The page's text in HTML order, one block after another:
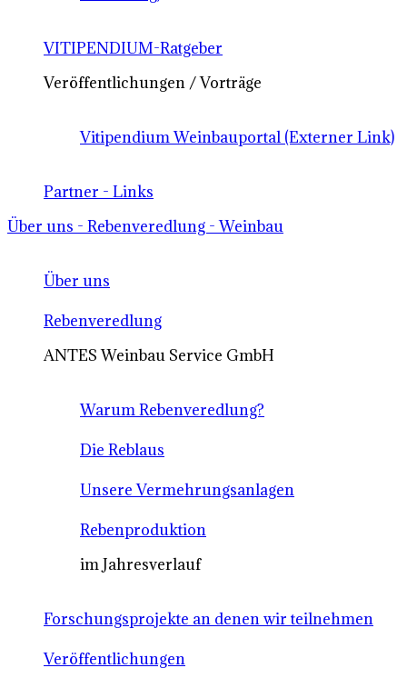
VITIPENDIUM-Ratgeber
Veröffentlichungen / Vorträge
Vitipendium Weinbauportal (Externer Link)
Partner - Links
Über uns - Rebenveredlung - Weinbau
Über uns
Rebenveredlung
ANTES Weinbau Service GmbH
Warum Rebenveredlung?
Die Reblaus
Unsere Vermehrungsanlagen
Rebenproduktion
im Jahresverlauf
Forschungsprojekte an denen wir teilnehmen
Veröffentlichungen